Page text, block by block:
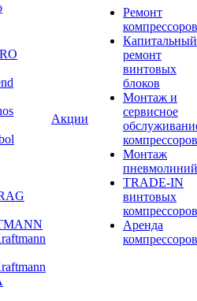
Акции
Ремонт
компрессоров
Капитальный
ремонт
винтовых
блоков
Монтаж и
сервисное
компрессоров
Монтаж
пневмолиний
TRADE-IN
винтовых
компрессоров
Аренда
компрессоров